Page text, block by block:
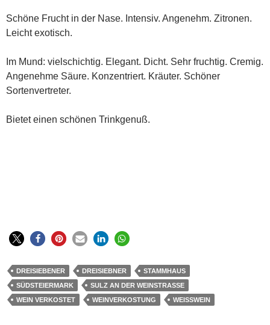
Schöne Frucht in der Nase. Intensiv. Angenehm. Zitronen.
Leicht exotisch.
Im Mund: vielschichtig. Elegant. Dicht. Sehr fruchtig. Cremig.
Angenehme Säure. Konzentriert. Kräuter. Schöner
Sortenvertreter.
Bietet einen schönen Trinkgenuß.
DREISIEBENER DREISIEBNER
STAMMHAUS
SÜDSTEIERMARK
SULZ AN DER WEINSTRASSE
WEIN VERKOSTET
WEINVERKOSTUNG WEISSWEIN